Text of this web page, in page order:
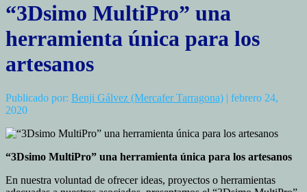
“3Dsimo MultiPro” una
herramienta única para los
artesanos
Publicado por: Benji Gálvez (Mercafer Tarragona) | febrero 24,
2020
“3Dsimo MultiPro” una herramienta única para los artesanos
En nuestra voluntad de ofrecer ideas, proyectos o herramientas